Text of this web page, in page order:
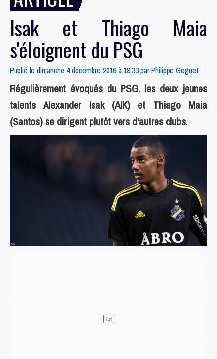
Isak et Thiago Maia
s'éloignent du PSG
Publié le dimanche 4 décembre 2016 à 19:33 parPhilippe Goguet
Régulièrement évoqués du PSG, les deux jeunes
talents Alexander Isak (AIK) et Thiago Maia
(Santos) se dirigent plutôt vers d'autres clubs.